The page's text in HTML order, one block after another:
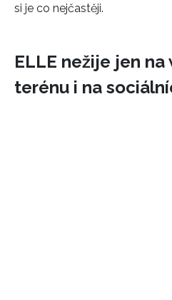
si je co nejčastěji.
ELLE nežije jen na
terénu i na